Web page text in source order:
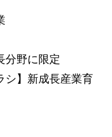
野に限定
】新成長産業育